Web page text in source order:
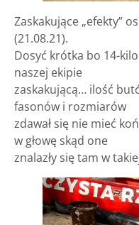
Zaskakujące „efekty”
(21.08.21).
Dosyć krótka bo 14-
naszej ekipie
zaskakującą… ilość
fasonów i rozmiarów
zdawał się nie mieć
w głowę skąd one
znalazły się tam w